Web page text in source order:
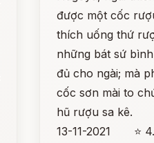
được một cốc
thích uống thứ
những bát sứ
đủ cho ngài; mà
cốc sơn mài to
hũ rượu sa kê.
13-11-2021
⭐